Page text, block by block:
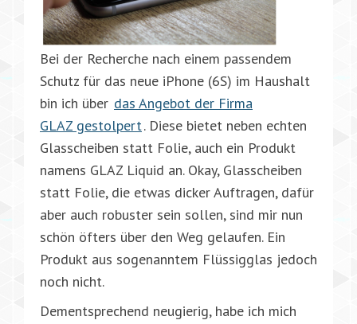
Bei der Recherche nach einem passendem
Schutz für das neue iPhone (6S) im Haushalt
bin ich über das Angebot der Firma
GLAZ gestolpert. Diese bietet neben echten
Glasscheiben statt Folie, auch ein Produkt
namens GLAZ Liquid an. Okay, Glasscheiben
statt Folie, die etwas dicker Auftragen, dafür
aber auch robuster sein sollen, sind mir nun
schön öfters über den Weg gelaufen. Ein
Produkt aus sogenanntem Flüssigglas jedoch
noch nicht.
Dementsprechend neugierig, habe ich mich